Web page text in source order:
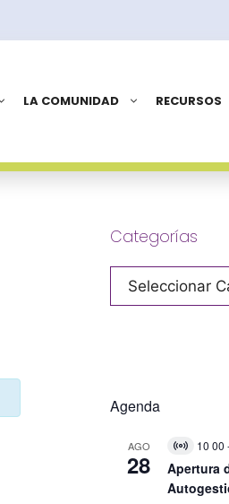
LA COMUNIDAD RECURSOS
Categorías
Categorías
Agenda
AGO
28
V
i
t
10 00
Apertura